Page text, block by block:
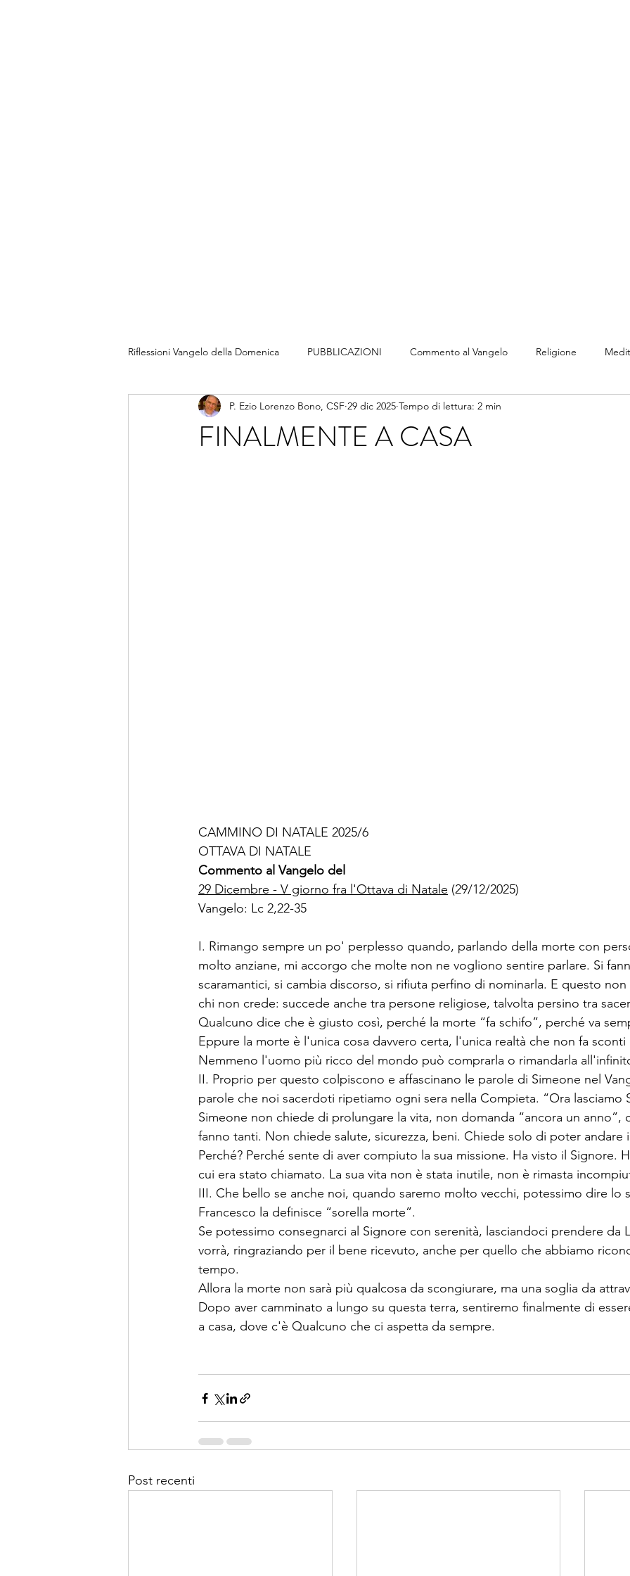
Riflessioni Vangelo della Domenica PUBBLICAZIONI Commento al Vangelo Religione
FINALMENTE A CASA
P. Ezio Lorenzo Bono, CSF 29 dic 2025 Tempo di lettura: 2 min
CAMMINO DI NATALE 2025/6
OTTAVA DI NATALE
Commento al Vangelo del
29 Dicembre - V giorno fra l'Ottava di Natale (29/12/2025)
Vangelo: Lc 2,22-35
I. Rimango sempre un po' perplesso quando, parlando della morte con
molto anziane, mi accorgo che molte non ne vogliono sentire parlare. Si
scaramantici, si cambia discorso, si rifiuta perfino di nominarla. E questo
chi non crede: succede anche tra persone religiose, talvolta persino tra
Qualcuno dice che è giusto così, perché la morte “fa schifo”, perché va
Eppure la morte è l'unica cosa davvero certa, l'unica realtà che non fa sconti
Nemmeno l'uomo più ricco del mondo può comprarla o rimandarla
II. Proprio per questo colpiscono e affascinano le parole di Simeone nel
parole che noi sacerdoti ripetiamo ogni sera nella Compieta. “Ora lasciamo
Simeone non chiede di prolungare la vita, non domanda “ancora un anno”,
fanno tanti. Non chiede salute, sicurezza, beni. Chiede solo di poter andare
Perché? Perché sente di aver compiuto la sua missione. Ha visto il Signore.
cui era stato chiamato. La sua vita non è stata inutile, non è rimasta
III. Che bello se anche noi, quando saremo molto vecchi, potessimo dire lo
Francesco la definisce “sorella morte”.
Se potessimo consegnarci al Signore con serenità, lasciandoci prendere da
vorrà, ringraziando per il bene ricevuto, anche per quello che abbiamo
tempo.
Allora la morte non sarà più qualcosa da scongiurare, ma una soglia da
Dopo aver camminato a lungo su questa terra, sentiremo finalmente di
a casa, dove c'è Qualcuno che ci aspetta da sempre.
Post recenti